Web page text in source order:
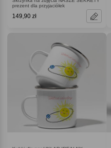
prezent dla przyjaciółek
149,90 zł